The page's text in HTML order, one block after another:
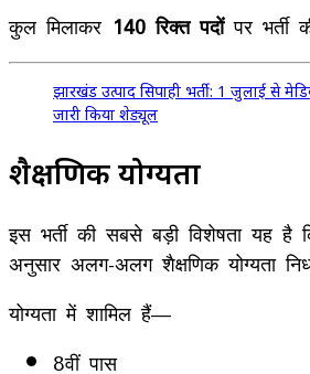
कुल मिलाकर 140 रिक्त पदोंपर भर्ती
झारखंड उत्पाद सिपाही भर्ती: 1 जुलाई से
जारी किया शेड्यूल
शैक्षणिक योग्यता
इस भर्ती की सबसे बड़ी विशेषता यह
अनुसार अलग-अलग शैक्षणिक योग्यता
योग्यता में शामिल हैं—
8वीं पास